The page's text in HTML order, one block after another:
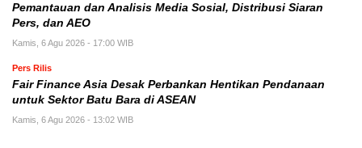
Pemantauan dan Analisis Media Sosial, Distribusi Siaran
Pers, dan AEO
Kamis, 6 Agu 2026 - 17:00 WIB
Pers Rilis
Fair Finance Asia Desak Perbankan Hentikan Pendanaan
untuk Sektor Batu Bara di ASEAN
Kamis, 6 Agu 2026 - 13:02 WIB